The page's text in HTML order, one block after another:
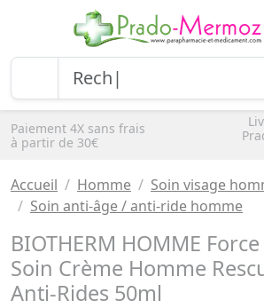
Paiement 4X sans frais
à partir de 30€
Accueil Homme
Soin visage
Soin anti-âge / anti-ride homme
BIOTHERM HOMME
Soin Crème Homme
Anti-Rides 50ml